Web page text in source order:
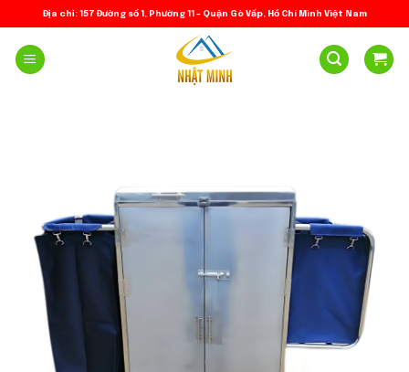
to
content
Địa chỉ: 157 Đường số 1, Phường 11 – Quận Gò Vấp, Hồ Chí Minh Việt Nam